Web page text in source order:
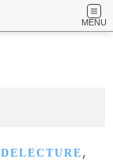
MENU
,